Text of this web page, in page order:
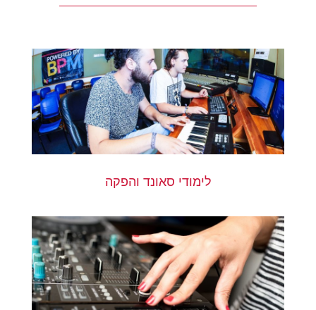
לימודי סאונד והפקה